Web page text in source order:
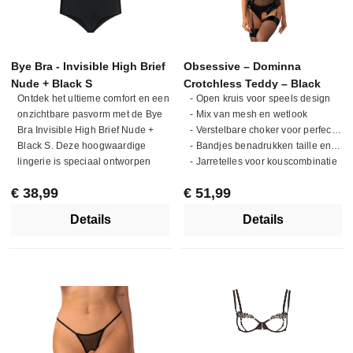
Bye Bra - Invisible High Brief
Nude + Black S
Ontdek het ultieme comfort en een
onzichtbare pasvorm met de Bye
Bra Invisible High Brief Nude +
Black S. Deze hoogwaardige
lingerie is speciaal ontworpen
slips die niet alleen comfortabel
onzichtbaar onder je kleding
combineren zijn met verschillende
outfits en gelegenheden. Dankzij
het naadloze design en de
zachte, lichtgewicht stof ervaar je
een tweede huid gevoel dat de
Normale prijs:
€ 38,99
Details
Obsessive – Dominna
Crotchless Teddy – Black
- Open kruis voor speels design
- Mix van mesh en wetlook
- Verstelbare choker voor perfecte fit
- Bandjes benadrukken taille en heupen
- Jarretelles voor kouscombinatie
Normale prijs:
€ 51,99
Details